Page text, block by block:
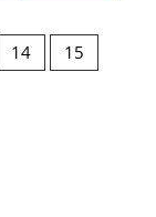
14
15